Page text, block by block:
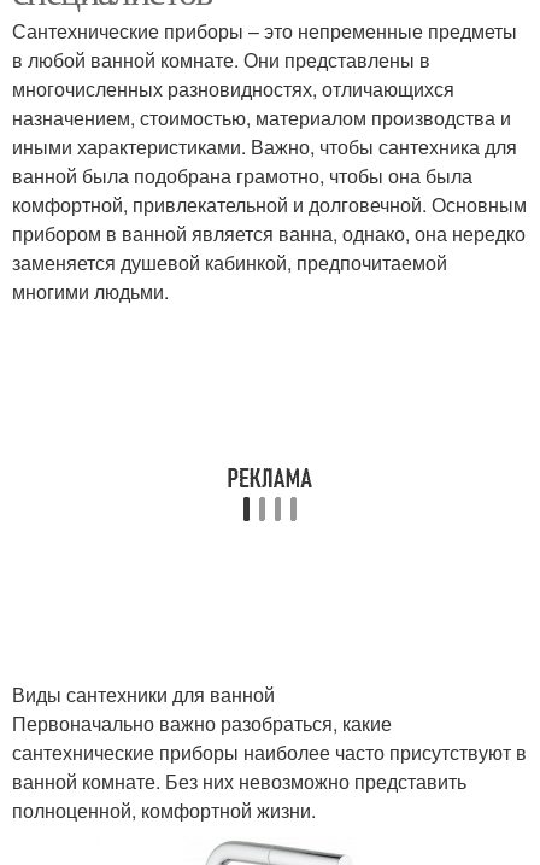
Сантехнические приборы – это непременные предметы
в любой ванной комнате. Они представлены в
многочисленных разновидностях, отличающихся
назначением, стоимостью, материалом производства и
иными характеристиками. Важно, чтобы сантехника для
ванной была подобрана грамотно, чтобы она была
комфортной, привлекательной и долговечной. Основным
прибором в ванной является ванна, однако, она нередко
заменяется душевой кабинкой, предпочитаемой
многими людьми.
Виды сантехники для ванной
Первоначально важно разобраться, какие
сантехнические приборы наиболее часто присутствуют в
ванной комнате. Без них невозможно представить
полноценной, комфортной жизни.